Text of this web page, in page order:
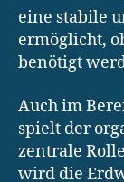
eine stabile
ermöglicht,
benötigt
Auch im
spielt der
zentrale
wird die